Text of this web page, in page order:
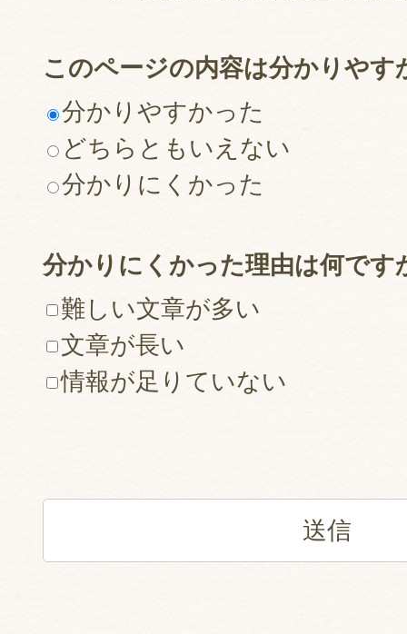
このページの内容は分かりやす
分かりやすかった
どちらともいえない
分かりにくかった
分かりにくかった理由は何です
難しい文章が多い
文章が長い
情報が足りていない